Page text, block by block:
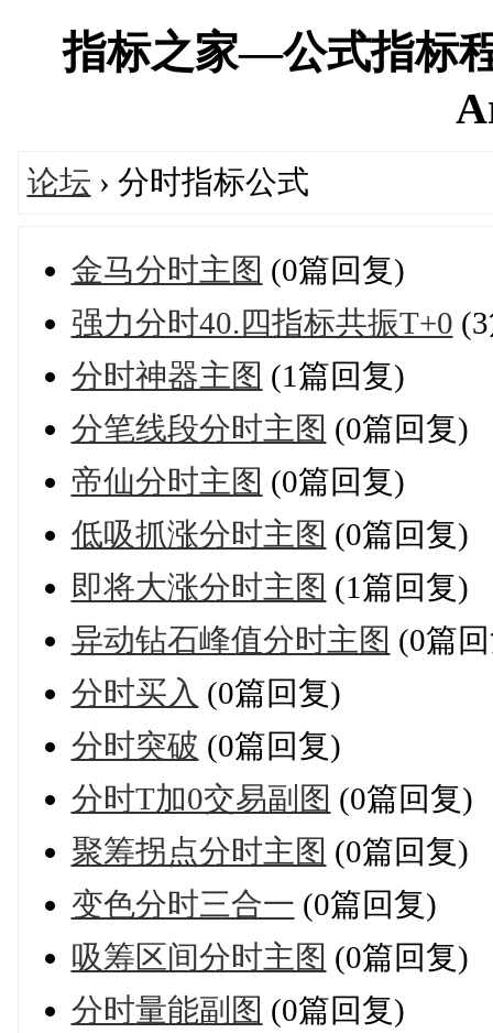
指标之家—公式指标
论坛 › 分时指标公式
金马分时主图 (0篇回复)
强力分时40.四指标共振T+0
分时神器主图 (1篇回复)
分笔线段分时主图 (0篇回复)
帝仙分时主图 (0篇回复)
低吸抓涨分时主图 (0篇回复)
即将大涨分时主图 (1篇回复)
异动钻石峰值分时主图 (0篇
分时买入 (0篇回复)
分时突破 (0篇回复)
分时T加0交易副图 (0篇回复)
聚筹拐点分时主图 (0篇回复)
变色分时三合一 (0篇回复)
吸筹区间分时主图 (0篇回复)
分时量能副图 (0篇回复)